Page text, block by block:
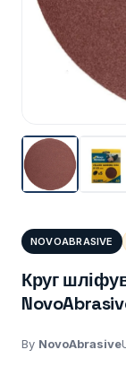
NOVOABRASIVE
Круг
By NovoAbrasive